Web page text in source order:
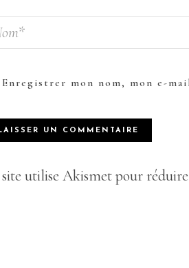
Enregistrer mon nom, mon e-
utilise Akismet pour